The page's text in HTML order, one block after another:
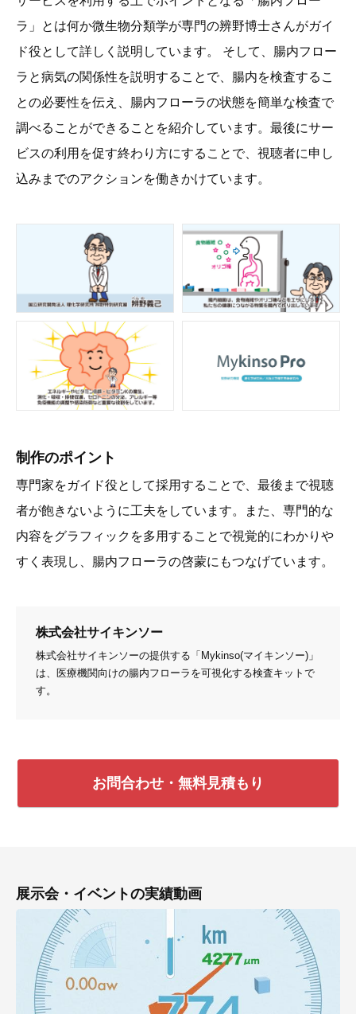
ラ」とは何か微生物分類学が専門の辨野博士さんがガイ
ド役として詳しく説明しています。 そして、腸内フロー
ラと病気の関係性を説明することで、腸内を検査するこ
との必要性を伝え、腸内フローラの状態を簡単な検査で
調べることができることを紹介しています。最後にサー
ビスの利用を促す終わり方にすることで、視聴者に申し
込みまでのアクションを働きかけています。
制作のポイント
専門家をガイド役として採用することで、最後まで視聴
者が飽きないように工夫をしています。また、専門的な
内容をグラフィックを多用することで視覚的にわかりや
すく表現し、腸内フローラの啓蒙にもつなげています。
株式会社サイキンソー
株式会社サイキンソーの提供する「Mykinso(マイキンソー)」
は、医療機関向けの腸内フローラを可視化する検査キットで
す。
お問合わせ・無料見積もり
展示会・イベントの実績動画